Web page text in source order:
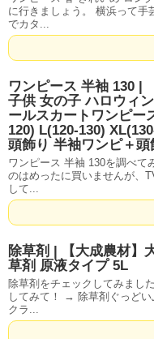
に行きましょう。 横浜って手
でカタ...
ワンピース 半袖 130 |
子供 女の子 ハロウィ
ールスカートワンピー
120) L(120-130)
頭飾り 半袖ワンピ＋
ワンピース 半袖 130を調べて
のはめったに買いませんが、
して...
除草剤 | 【大成農材】
草剤 原液タイプ 5L
除草剤をチェックしてみまし
してみて！ → 除草剤ぐっど
クラ...